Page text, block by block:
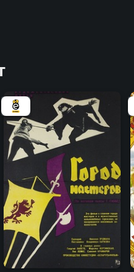
то в конце истории
для них — дружба и
составляющая
7.8